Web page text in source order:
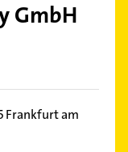
GmbH
Frankfurt am